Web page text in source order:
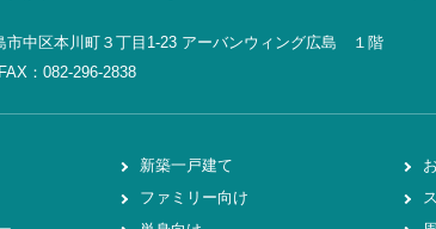
中区本川町３丁目1-23 アーバンウィング広島 １階
：082-296-2838
新築一戸建て
ファミリー向け